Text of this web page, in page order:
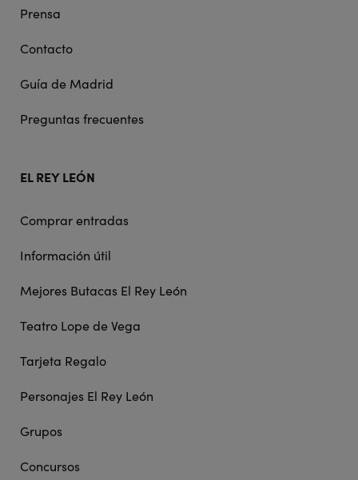
Prensa
Contacto
Guía de Madrid
Preguntas frecuentes
EL REY LEÓN
Comprar entradas
Información útil
Mejores Butacas El Rey León
Teatro Lope de Vega
Tarjeta Regalo
Personajes El Rey León
Grupos
Concursos